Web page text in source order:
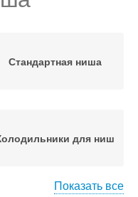
Стандартная ниша
для ниш
Показать все